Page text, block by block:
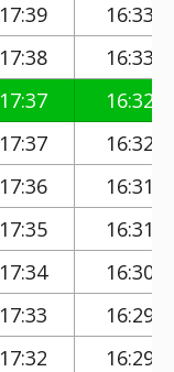
17:39
16:33
17:38
16:33
17:37
16:32
17:37
16:32
17:36
16:31
17:35
16:31
17:34
16:30
17:33
16:29
17:32
16:29